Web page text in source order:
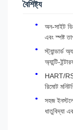
বৈশিষ্ট্য
অন-সাইট
এবং স্পষ্ট
স্ট্যান্ডার্ড
অ্যান্টি-
HART/
রিমোট
সহজ
ধাতুবিদ্যা